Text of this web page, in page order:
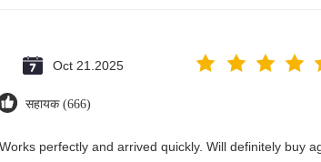
Oct 21.2025
सहायक (666)
perfectly and arrived quickly. Will definitely buy